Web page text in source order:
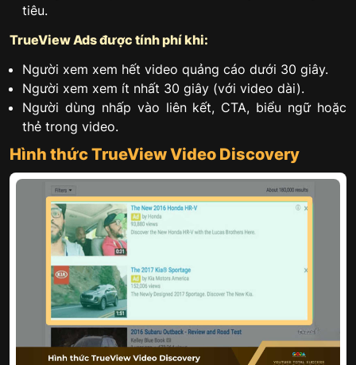
tiêu.
TrueView Ads được tính phí khi:
Người xem xem hết video quảng cáo dưới 30 giây.
Người xem xem ít nhất 30 giây (với video dài).
Người dùng nhấp vào liên kết, CTA, biểu ngữ hoặc
thẻ trong video.
Hình thức TrueView Video Discovery